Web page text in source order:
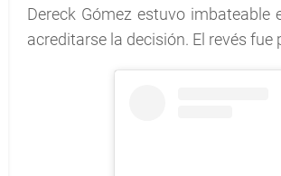
Dereck Gómez estuvo
acreditarse la decisión. El revés fue